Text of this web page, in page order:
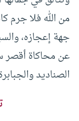
من الله فلا جرم
جهة إعجازه،
عن محاكاة أقصر
الصناديد